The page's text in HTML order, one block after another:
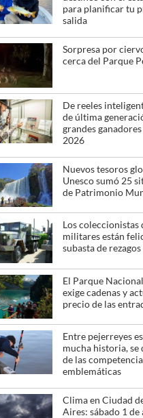
para planificar tu
salida
Sorpresa por
cerca del Parque
De reeles
de última
grandes
2026
Nuevos tesoros
Unesco sumó 25
de Patrimonio
Los coleccionistas
militares están
subasta de rezagos
El Parque
exige cadenas y
precio de las
Entre pejerreyes
mucha historia, se
de las
emblemáticas
Clima en Ciudad
Aires: sábado 1 de